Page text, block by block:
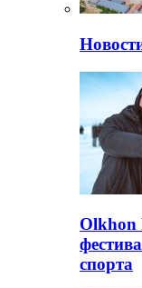
Olkhon
спорта